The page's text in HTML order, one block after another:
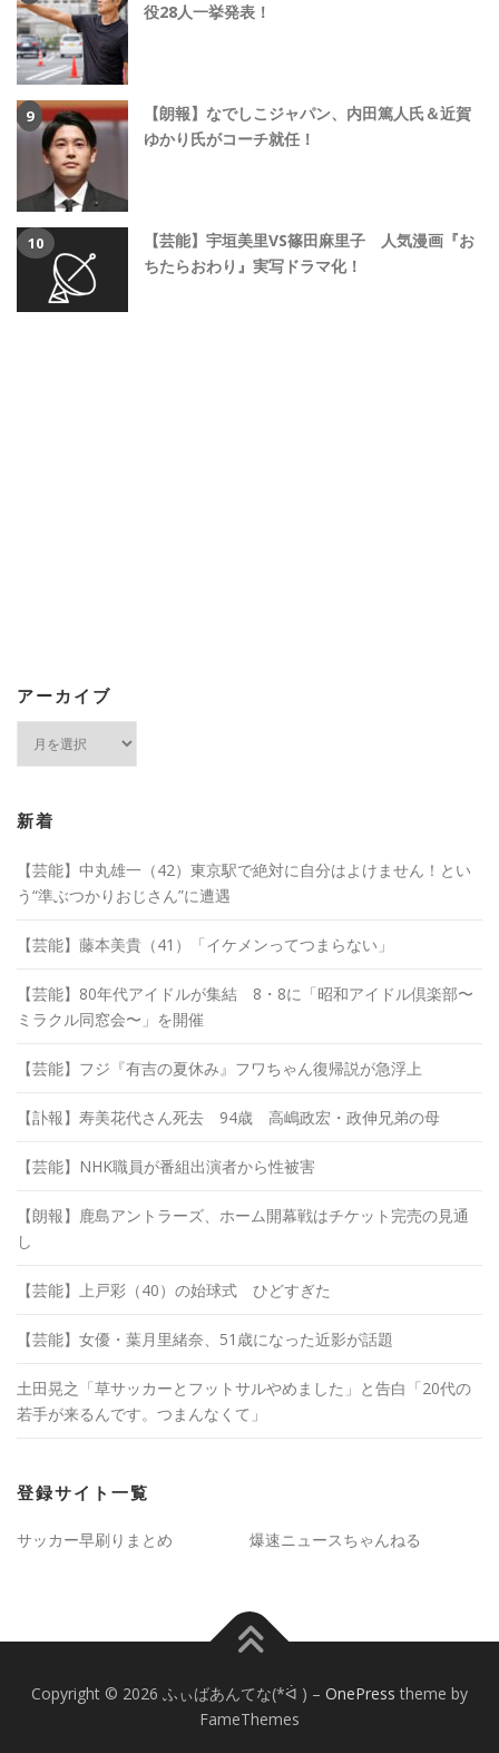
役28人一挙発表！
【朗報】なでしこジャパン、内田篤人氏＆近賀
ゆかり氏がコーチ就任！
【芸能】宇垣美里VS篠田麻里子 人気漫画『お
ちたらおわり』実写ドラマ化！
アーカイブ
ブ
新着
【芸能】中丸雄一（42）東京駅で絶対に自分はよけません！とい
う“準ぶつかりおじさん”に遭遇
【芸能】藤本美貴（41）「イケメンってつまらない」
【芸能】80年代アイドルが集結 8・8に「昭和アイドル倶楽部〜
ミラクル同窓会〜」を開催
【芸能】フジ『有吉の夏休み』フワちゃん復帰説が急浮上
【訃報】寿美花代さん死去 94歳 高嶋政宏・政伸兄弟の母
【芸能】NHK職員が番組出演者から性被害
【朗報】鹿島アントラーズ、ホーム開幕戦はチケット完売の見通
し
【芸能】上戸彩（40）の始球式 ひどすぎた
【芸能】女優・葉月里緒奈、51歳になった近影が話題
土田晃之「草サッカーとフットサルやめました」と告白「20代の
若手が来るんです。つまんなくて」
登録サイト一覧
サッカー早刷りまとめ 爆速ニュースちゃんねる
Copyright © 2026 ふぃばあんてな(*ᐛ ) – OnePress theme by
FameThemes